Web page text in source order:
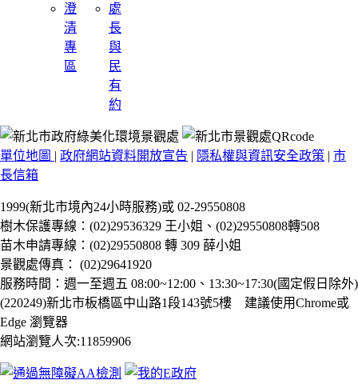
澄
清
專
區
處
長
與
民
有
約
單位地圖 | 政府網站資料開放宣告 | 隱私權與資訊安全政策 | 市
長信箱
1999(新北市境內24小時服務)或 02-29550808
樹木保護專線：(02)29536329 王小姐、(02)29550808轉508
苗木申請專線：(02)29550808 轉 309 薛小姐
景觀處傳真： (02)29641920
服務時間：週一至週五 08:00~12:00、13:30~17:30(國定假日除外)
(220249)新北市板橋區中山路1段143號5樓 建議使用Chrome或
Edge 瀏覽器
網站瀏覽人次:11859906